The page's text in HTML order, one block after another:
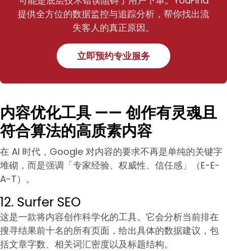
提供全方位的数据监控与追踪分析，帮你找出流
失客人的真正原因。
立即预约专业服务
内容优化工具 —— 创作有灵魂且
符合算法的高质素内容
在 AI 时代，Google 对内容的要求不再是单纯的关键字
堆砌，而是强调「专家经验、权威性、信任感」（E-E-
A-T）。
12. Surfer SEO
这是一款将内容创作科学化的工具。它会分析当前排在
搜寻结果前十名的所有页面，给出具体的数据建议，包
括文章字数、相关词汇密度以及标题结构。